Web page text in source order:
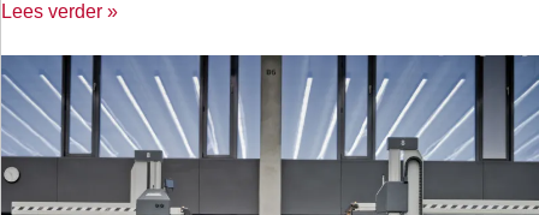
Lees verder »